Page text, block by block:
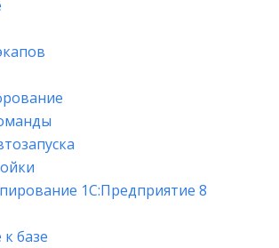
1С:Предприятие 8
базе